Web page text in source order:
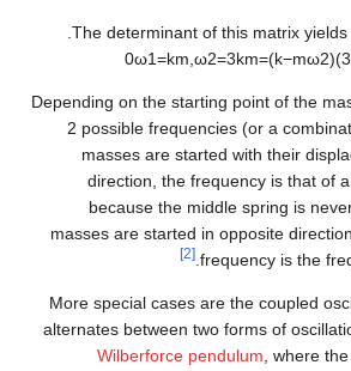
The determinant of this matrix yields
3
)
(
k−mω2
)
=
0ω1=km ω2=3km
Depending on the starting point of the
2 possible frequencies (or a
masses are started with their
direction, the frequency is that of
because the middle spring is
masses are started in opposite
frequency is the
[2]
More special cases are the coupled
alternates between two forms of
Wilberforce pendulum , where